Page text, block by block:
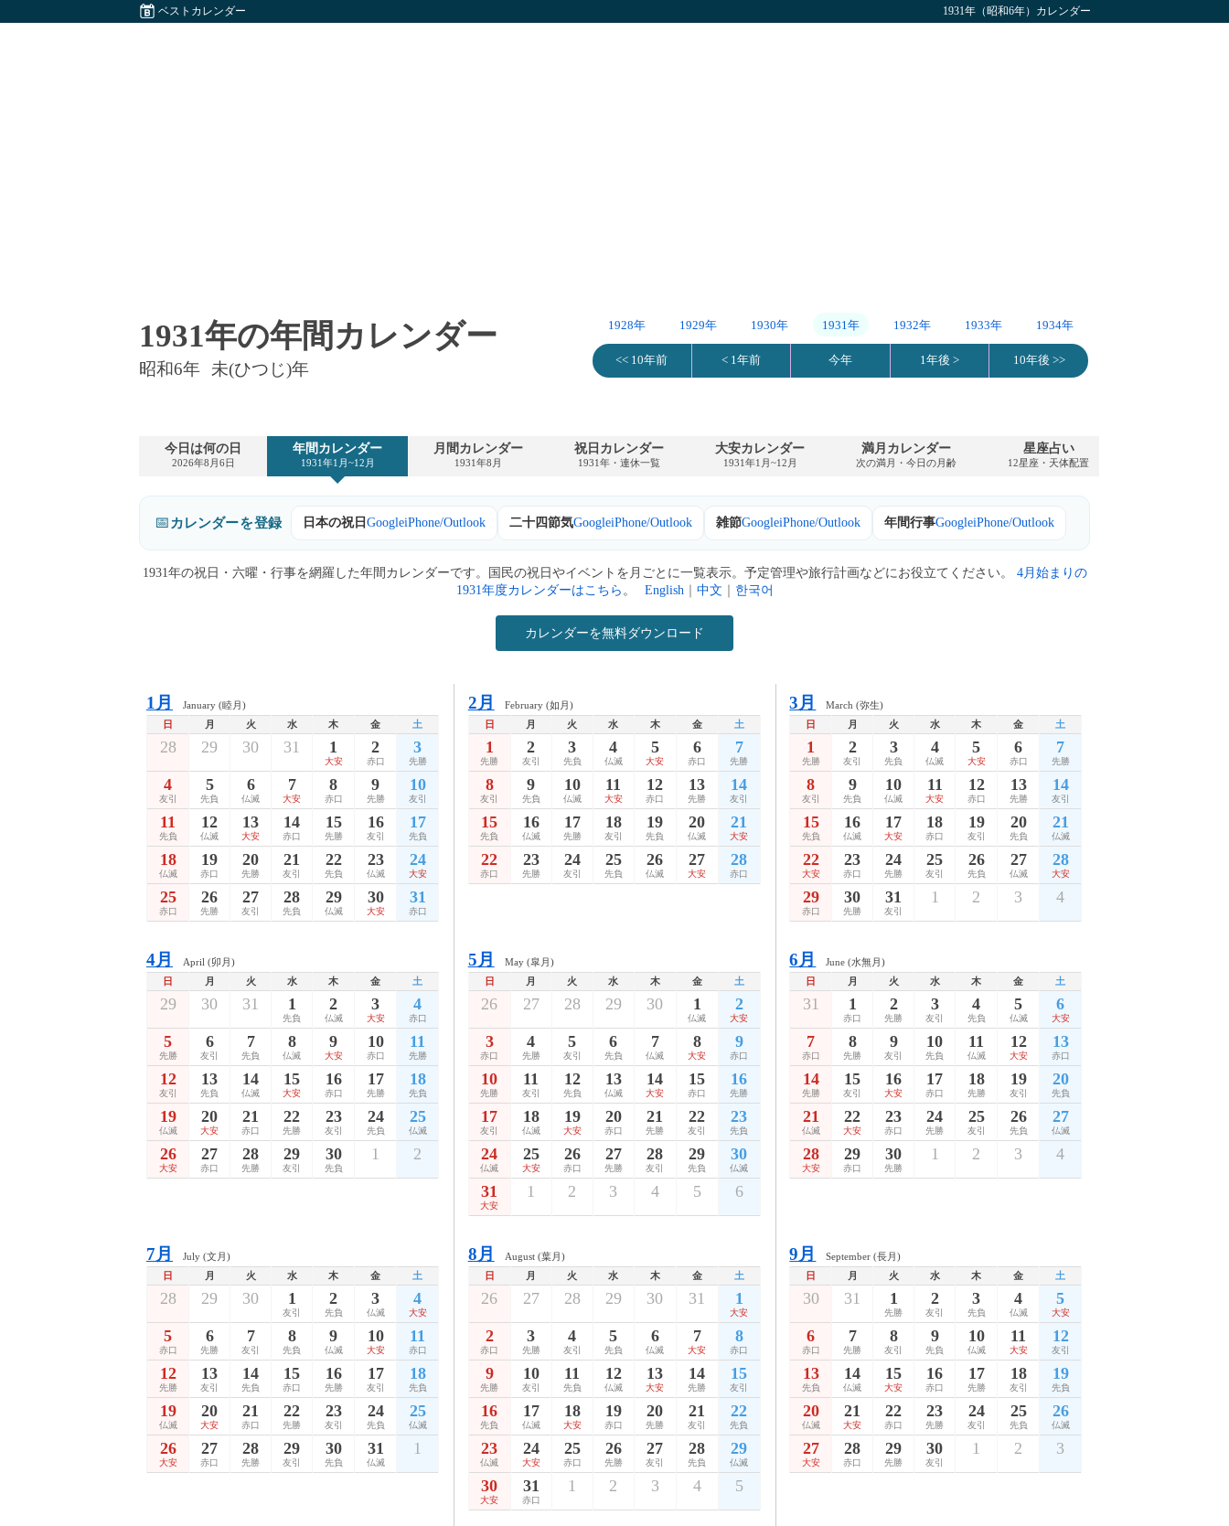
ベストカレンダー 1931年（昭和6年）カレンダー
1931年の年間カレンダー
昭和6年 未(ひつじ)年
1928年 1929年 1930年 1931年 1932年 1933年 1934年
<< 10年前 < 1年前 今年 1年後 > 10年後 >>
今日は何の日
2026年8月6日
年間カレンダー
1931年1月~12月
月間カレンダー
1931年8月
祝日カレンダー
1931年・連休一覧
大安カレンダー
1931年1月~12月
満月カレンダー
次の満月・今日の月齢
星座占い
12星座・天体配置
📅 カレンダーを登録 日本の祝日 GoogleiPhone/Outlook 二十四節気GoogleiPhone/Outlook 雑節GoogleiPhone/Outlook 年間行事GoogleiPhone/Outlook
1931年の祝日・六曜・行事を網羅した年間カレンダーです。国民の祝日やイベントを月ごとに一覧表示。予定管理や旅行計画などにお役立てください。 4月始まりの
1931年度カレンダーはこちら 。 English ｜ 中文 ｜ 한국어
カレンダーを無料ダウンロード
1月
January (睦月)
日
月 火 水 木 金 土
28 29 30 31 1
大安
2
赤口
3
先勝
4
友引
5
先負
6
仏滅
7
大安
8
赤口
9
先勝
10
友引
11
先負
12
仏滅
13
大安
14
赤口
15
先勝
16
友引
17
先負
18
仏滅
19
赤口
20
先勝
21
友引
22
先負
23
仏滅
24
大安
25
赤口
26
先勝
27
友引
28
先負
29
仏滅
30
大安
31
赤口
2月
February (如月)
日
月 火 水 木 金 土
1
先勝
2
友引
3
先負
4
仏滅
5
大安
6
赤口
7
先勝
8
友引
9
先負
10
仏滅
11
大安
12
赤口
13
先勝
14
友引
15
先負
16
仏滅
17
先勝
18
友引
19
先負
20
仏滅
21
大安
22
赤口
23
先勝
24
友引
25
先負
26
仏滅
27
大安
28
赤口
3月
March (弥生)
日
月 火 水 木 金 土
1
先勝
2
友引
3
先負
4
仏滅
5
大安
6
赤口
7
先勝
8
友引
9
先負
10
仏滅
11
大安
12
赤口
13
先勝
14
友引
15
先負
16
仏滅
17
大安
18
赤口
19
友引
20
先負
21
仏滅
22
大安
23
赤口
24
先勝
25
友引
26
先負
27
仏滅
28
大安
29
赤口
30
先勝
31
友引
1 2 3 4
4月
April (卯月)
日
月 火 水 木 金 土
29 30 31 1
先負
2
仏滅
3
大安
4
赤口
5
先勝
6
友引
7
先負
8
仏滅
9
大安
10
赤口
11
先勝
12
友引
13
先負
14
仏滅
15
大安
16
赤口
17
先勝
18
先負
19
仏滅
20
大安
21
赤口
22
先勝
23
友引
24
先負
25
仏滅
26
大安
27
赤口
28
先勝
29
友引
30
先負
1 2
5月
May (皐月)
日
月 火 水 木 金 土
26 27 28 29 30 1
仏滅
2
大安
3
赤口
4
先勝
5
友引
6
先負
7
仏滅
8
大安
9
赤口
10
先勝
11
友引
12
先負
13
仏滅
14
大安
15
赤口
16
先勝
17
友引
18
仏滅
19
大安
20
赤口
21
先勝
22
友引
23
先負
24
仏滅
25
大安
26
赤口
27
先勝
28
友引
29
先負
30
仏滅
31
大安
1 2 3 4 5 6
6月
June (水無月)
日
月 火 水 木 金 土
31 1
赤口
2
先勝
3
友引
4
先負
5
仏滅
6
大安
7
赤口
8
先勝
9
友引
10
先負
11
仏滅
12
大安
13
赤口
14
先勝
15
友引
16
大安
17
赤口
18
先勝
19
友引
20
先負
21
仏滅
22
大安
23
赤口
24
先勝
25
友引
26
先負
27
仏滅
28
大安
29
赤口
30
先勝
1 2 3 4
7月
July (文月)
日
月 火 水 木 金 土
28 29 30 1
友引
2
先負
3
仏滅
4
大安
5
赤口
6
先勝
7
友引
8
先負
9
仏滅
10
大安
11
赤口
12
先勝
13
友引
14
先負
15
赤口
16
先勝
17
友引
18
先負
19
仏滅
20
大安
21
赤口
22
先勝
23
友引
24
先負
25
仏滅
26
大安
27
赤口
28
先勝
29
友引
30
先負
31
仏滅
1
8月
August (葉月)
日
月 火 水 木 金 土
26 27 28 29 30 31 1
大安
2
赤口
3
先勝
4
友引
5
先負
6
仏滅
7
大安
8
赤口
9
先勝
10
友引
11
先負
12
仏滅
13
大安
14
先勝
15
友引
16
先負
17
仏滅
18
大安
19
赤口
20
先勝
21
友引
22
先負
23
仏滅
24
大安
25
赤口
26
先勝
27
友引
28
先負
29
仏滅
30
大安
31
赤口
1 2 3 4 5
9月
September (長月)
日
月 火 水 木 金 土
30 31 1
先勝
2
友引
3
先負
4
仏滅
5
大安
6
赤口
7
先勝
8
友引
9
先負
10
仏滅
11
大安
12
友引
13
先負
14
仏滅
15
大安
16
赤口
17
先勝
18
友引
19
先負
20
仏滅
21
大安
22
赤口
23
先勝
24
友引
25
先負
26
仏滅
27
大安
28
赤口
29
先勝
30
友引
1 2 3